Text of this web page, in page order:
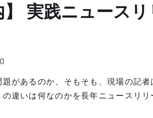
】 実践ニュース
があるのか、そもそも、現場の記者
違いは何なのかを長年ニュースリ